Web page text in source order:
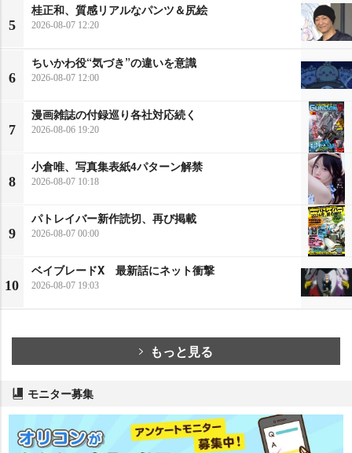
5
桂正和、質感リアルなパンツ＆尻絵
2026-08-07 12:20
6
ちいかわ役“気づき”の違いを意識
2026-08-07 12:00
7
漫画雑誌の付録巡り各社対応続く
2026-08-06 19:20
8
小倉唯、写真集表紙4パターン解禁
2026-08-07 10:18
9
パトレイバー新作読切、再び掲載
2026-08-07 00:00
10
ベイブレードX 最新話にネット衝撃
2026-08-07 19:03
もっと見る
モニター募集